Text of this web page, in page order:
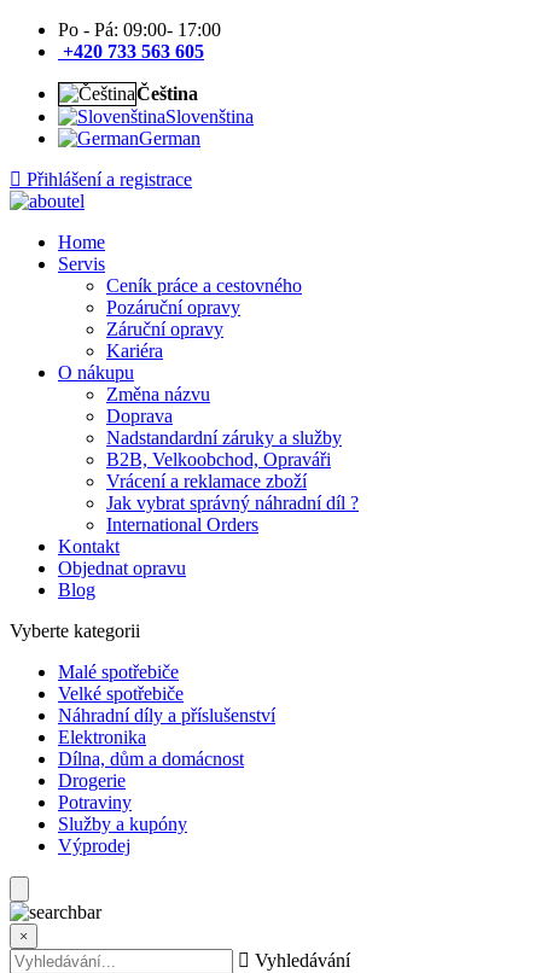
Po - Pá: 09:00- 17:00
+420 733 563 605
Čeština
Slovenština
German
Přihlášení a registrace
Home
Servis
Ceník práce a cestovného
Pozáruční opravy
Záruční opravy
Kariéra
O nákupu
Změna názvu
Doprava
Nadstandardní záruky a služby
B2B, Velkoobchod, Opraváři
Vrácení a reklamace zboží
Jak vybrat správný náhradní díl ?
International Orders
Kontakt
Objednat opravu
Blog
Vyberte kategorii
Malé spotřebiče
Velké spotřebiče
Náhradní díly a příslušenství
Elektronika
Dílna, dům a domácnost
Drogerie
Potraviny
Služby a kupóny
Výprodej
×
Vyhledávání